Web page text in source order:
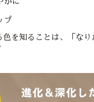
かに
プ
色を知ることは、「なり